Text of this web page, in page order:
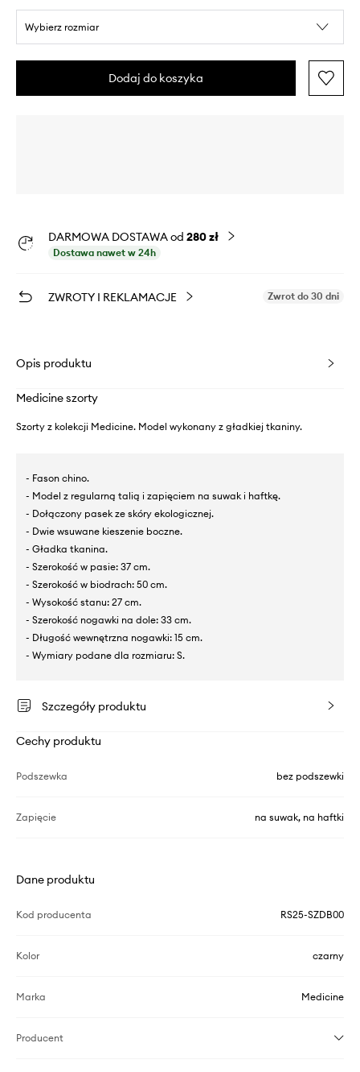
Wybierz rozmiar
Dodaj do koszyka
DARMOWA DOSTAWA od 280 zł
Dostawa nawet w 24h
ZWROTY I REKLAMACJE Zwrot do 30 dni
Opis produktu
Medicine szorty
Szorty z kolekcji Medicine. Model wykonany z gładkiej tkaniny.
- Fason chino.
- Model z regularną talią i zapięciem na suwak i haftkę.
- Dołączony pasek ze skóry ekologicznej.
- Dwie wsuwane kieszenie boczne.
- Gładka tkanina.
- Szerokość w pasie: 37 cm.
- Szerokość w biodrach: 50 cm.
- Wysokość stanu: 27 cm.
- Szerokość nogawki na dole: 33 cm.
- Długość wewnętrzna nogawki: 15 cm.
- Wymiary podane dla rozmiaru: S.
Szczegóły produktu
Cechy produktu
Podszewka bez podszewki
Zapięcie na suwak, na haftki
Dane produktu
Kod producenta RS25-SZDB00
Kolor czarny
Marka Medicine
Producent